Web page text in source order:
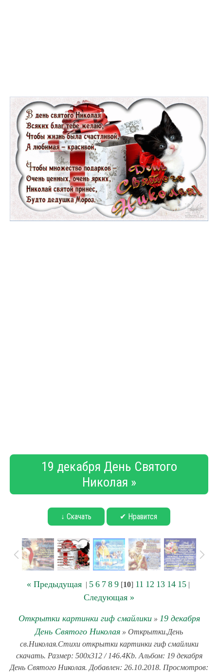
19 декабря День Святого
Николая »
↓ Скачать ✔ Нравится
« Предыдущая| 5 6 7 8 9[10] 11 12 13 14 15|
Следующая »
Открытки картинки гиф смайлики» 19 декабря
День Святого Николая » Открытки.День
св.Николая.Стихи открытки картинки гиф смайлики
скачать. Размер: 500x312 / 146.4Kb. Альбом: 19 декабря
День Святого Николая. Добавлен: 26.10.2018. Просмотров: